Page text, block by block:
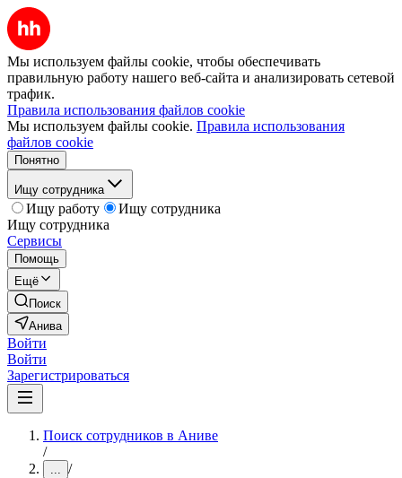
Мы используем файлы cookie, чтобы обеспечивать
правильную работу нашего веб-сайта и анализировать сетевой
трафик.
Правила использования файлов cookie
Мы используем файлы cookie. Правила использования
файлов cookie
Понятно
Ищу сотрудника
Ищу работу
Ищу сотрудника
Ищу сотрудника
Сервисы
Помощь
Ещё
Поиск
Анива
Войти
Войти
Зарегистрироваться
Поиск сотрудников в Аниве
/
... /